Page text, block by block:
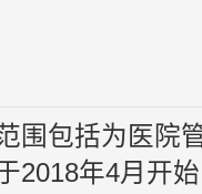
围包括为医院
2018年4月开始